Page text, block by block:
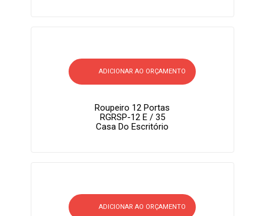
ADICIONAR AO ORÇAMENTO
Roupeiro 12 Portas
RGRSP-12 E / 35
Casa Do Escritório
ADICIONAR AO ORÇAMENTO